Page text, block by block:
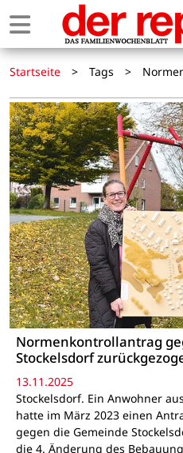
Startseite > Tags >
Normenkontrollantrag
Stockelsdorf
13.11.2025
Stockelsdorf. Ein Anwohner
hatte im März 2023 einen
gegen die Gemeinde
die 4. Änderung des